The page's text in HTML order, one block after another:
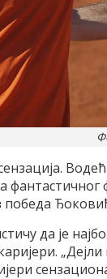
победа
да је